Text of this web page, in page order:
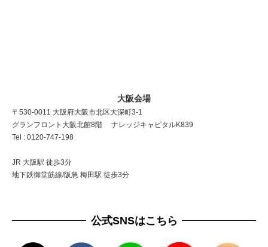
大阪会場
〒530-0011 大阪府大阪市北区大深町3-1
グランフロント大阪北館8階 ナレッジキャピタルK839
Tel : 0120-747-198
JR 大阪駅 徒歩3分
地下鉄御堂筋線/阪急 梅田駅 徒歩3分
公式SNSはこちら